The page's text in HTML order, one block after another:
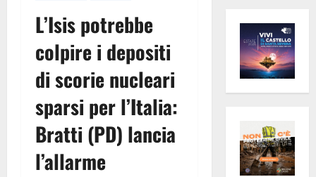
L’Isis potrebbe
colpire i depositi
di scorie nucleari
sparsi per l’Italia:
Bratti (PD) lancia
l’allarme